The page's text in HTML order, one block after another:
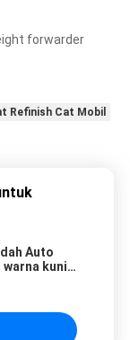
forwarder
Refinish Cat Mobil
Auto
kuning